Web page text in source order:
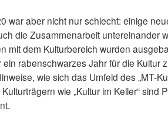
war aber nicht nur schlecht: einige
die Zusammenarbeit untereinander
mit dem Kulturbereich wurden
rabenschwarzes Jahr für die Kultur
wie sich das Umfeld des „MT-
wie „Kultur im Keller“ sind